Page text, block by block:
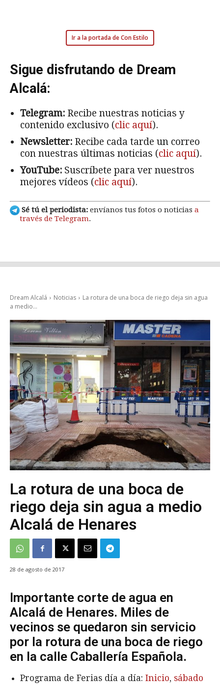
Ir a la portada de Con Estilo
Sigue disfrutando de Dream
Alcalá:
Telegram: Recibe nuestras noticias y
contenido exclusivo (clic aquí).
Newsletter: Recibe cada tarde un correo
con nuestras últimas noticias (clic aquí).
YouTube: Suscríbete para ver nuestros
mejores vídeos (clic aquí).
Sé tú el periodista: envíanos tus fotos o noticias a
través de Telegram.